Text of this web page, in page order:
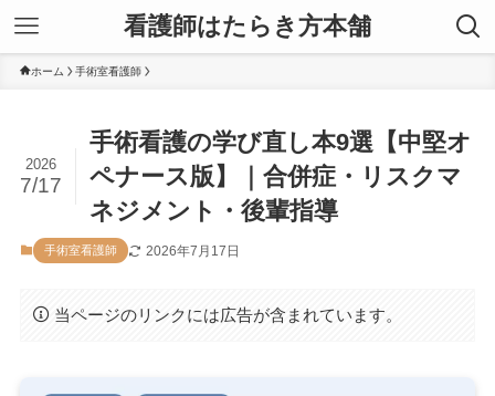
看護師はたらき方本舗
ホーム 手術室看護師
手術看護の学び直し本9選【中堅オ
ペナース版】｜合併症・リスクマ
ネジメント・後輩指導
2026
7/17
手術室看護師 2026年7月17日
当ページのリンクには広告が含まれています。